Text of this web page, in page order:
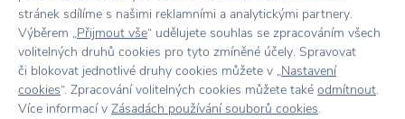
Stojí zapozornost
stránek sdílíme s našimi reklamními a analytickými partnery.
Výběrem „Přijmout vše“ udělujete souhlas se zpracováním všech
volitelných druhů cookies pro tyto zmíněné účely. Spravovat
či blokovat jednotlivé druhy cookies můžete v „Nastavení
cookies“. Zpracování volitelných cookies můžete také odmítnout.
Více informací v Zásadách používání souborů cookies.